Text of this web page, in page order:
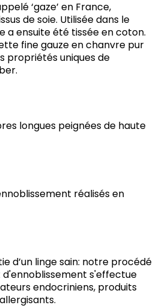
‘gaze’ en France,
de soie. Utilisée dans le
a ensuite été tissée en coton.
fine gauze en chanvre pur
propriétés uniques de
longues peignées de haute
réalisés en
d’un linge sain: notre procédé
s'effectue
endocriniens, produits